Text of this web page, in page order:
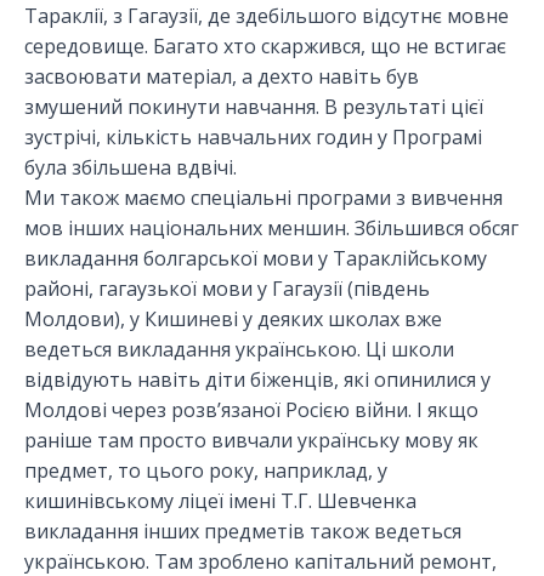
Тараклії, з Гагаузії, де здебільшого відсутнє мовне
середовище. Багато хто скаржився, що не встигає
засвоювати матеріал, а дехто навіть був
змушений покинути навчання. В результаті цієї
зустрічі, кількість навчальних годин у Програмі
була збільшена вдвічі.
Ми також маємо спеціальні програми з вивчення
мов інших національних меншин. Збільшився обсяг
викладання болгарської мови у Тараклійському
районі, гагаузької мови у Гагаузії (південь
Молдови), у Кишиневі у деяких школах вже
ведеться викладання українською. Ці школи
відвідують навіть діти біженців, які опинилися у
Молдові через розв’язаної Росією війни. І якщо
раніше там просто вивчали українську мову як
предмет, то цього року, наприклад, у
кишинівському ліцеї імені Т.Г. Шевченка
викладання інших предметів також ведеться
українською. Там зроблено капітальний ремонт,